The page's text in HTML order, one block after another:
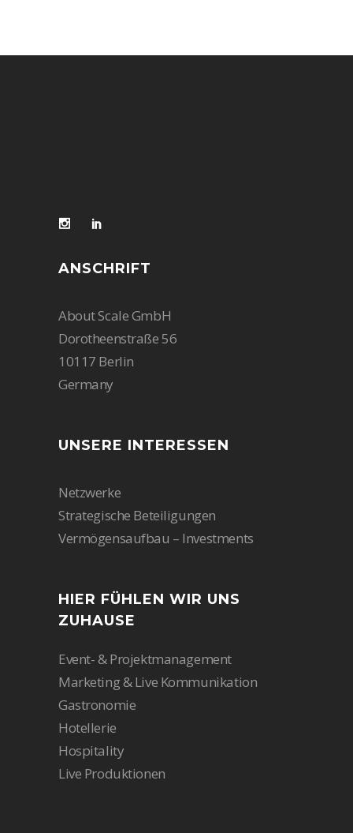
ANSCHRIFT
About Scale GmbH
Dorotheenstraße 56
10117 Berlin
Germany
UNSERE INTERESSEN
Netzwerke
Strategische Beteiligungen
Vermögensaufbau – Investments
HIER FÜHLEN WIR UNS
ZUHAUSE
Event- & Projektmanagement
Marketing & Live Kommunikation
Gastronomie
Hotellerie
Hospitality
Live Produktionen